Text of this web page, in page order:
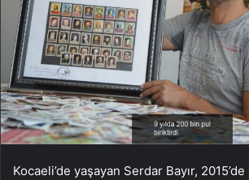
Kocaeli’de yaşayan Serdar Bayır,